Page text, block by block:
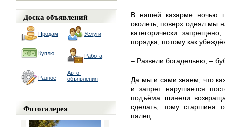
Доска объявлений
Продам Услуги
Куплю Работа
Разное
Авто-
объявления
Фотогалерея
В нашей казарме ночью
околеть, поверх одеял мы
категорически
порядка, потому как
– Развели богадельню, –
Да мы и сами знаем, что
и запрет нарушается
подъёма шинели
сделать, тому старшина
палец.